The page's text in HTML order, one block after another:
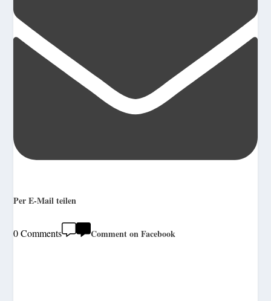
Per E-Mail teilen
0 Comments Comment on Facebook